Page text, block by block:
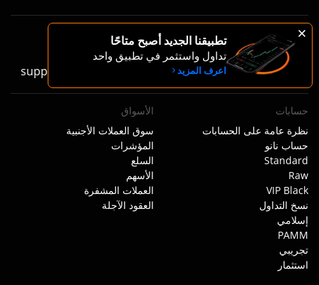
تطبيقنا الجديد أصبح متاحًا
تداول واستثمر في تطبيق واحد
اعرف المزيد اتصل بنا:
+35724259325
support@tiomarkets.com
حسابات
نظرة عامة على الحسابات
حساب نانو
Standard
Raw
VIP Black
نسخ التداول
إسلامي
PAMM
تجريبي
استثمار
الأسواق
سوق العملات الأجنبية
المؤشرات
السلع
الأسهم
العملات المشفرة
العقود الآجلة